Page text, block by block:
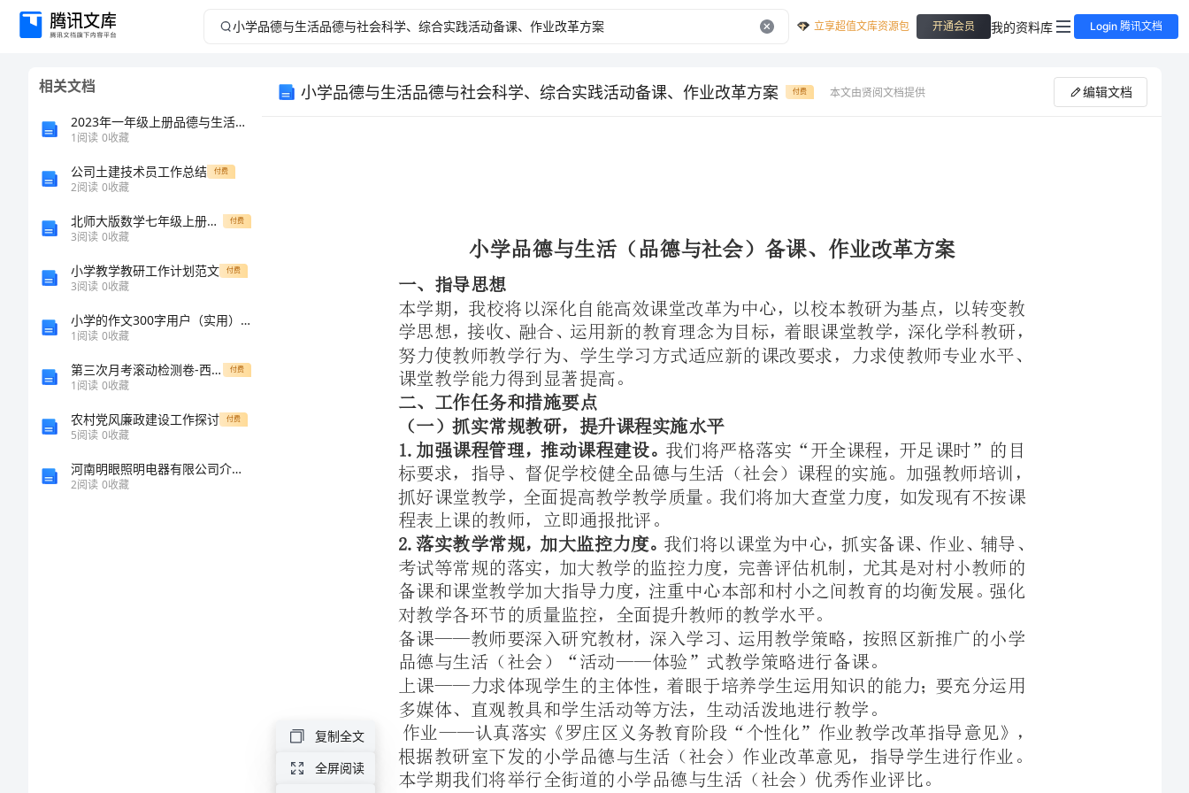
小
立享超值文库资源包 开通会员 我的资料库 Login 腾讯文档
相关文档
2023年一年级上册品德与生活全册教案鄂教版
1阅读 0收藏
公司土建技术员工作总结 付费
2阅读 0收藏
北师大版数学七年级上册期中测试题【含答案】（共4套） 付费
3阅读 0收藏
小学教学教研工作计划范文 付费
3阅读 0收藏
小学的作文300字用户（实用）通用版
1阅读 0收藏
第三次月考滚动检测卷-西安交通大学附属中学分校物理北师大版八年级（下册）常见的光学仪器专项测试A卷（附答案详解） 付费
1阅读 0收藏
农村党风廉政建设工作探讨 付费
5阅读 0收藏
河南明眼照明电器有限公司介绍企业发展分析报告
2阅读 0收藏
小学品德与生活品德与社会科学、综合实践活动备课、作业改革方案 付费 本文由贤阅文档提供 编辑文档
的智慧和作用，形成研究合力，通过课题研究、专题研讨课、分析课、展示课等
形式，积极开展教学研究，提倡个性研究，提升教师教学水平及课程实施能力。
鼓励教师创建富有个性的课堂。每位研究团队教师每个学期分别打造1-2节体现
先进教学理念、高水平、高效率的精品课，在学校范围内公开执教，以达到互相
交流，学习借鉴，共同提高的目的。
本学期，我校将以深化自能高效课堂改革为中心，以校本教研为基点，以转变教
学思想，接收、融合、运用新的教育理念为目标，着眼课堂教学，深化学科教研，
课堂教学能力得到显著提高。
二、工作任务和措施要点
（一）抓实常规教研，提升课程实施水平
1.加强课程管理，推动课程建设。
我们将严格落实“开全课程，开足课时”的目
标要求，指导、督促学校健全品德与生活（社会）课程的实施。加强教师培训，
程表上课的教师，立即通报批评。
2.落实教学常规，加大监控力度。
考试等常规的落实，加大教学的监控力度，完善评估机制，尤其是对村小教师的
备课和课堂教学加大指导力度，注重中心本部和村小之间教育的均衡发展。强化
对教学各环节的质量监控，全面提升教师的教学水平。
备课——教师要深入研究教材，深入学习、运用教学策略，按照区新推广的小学
上课——力求体现学生的主体性，着眼于培养学生运用知识的能力；要充分运用
多媒体、直观教具和学生活动等方法，生动活泼地进行教学。
作业——认真落实《罗庄区义务教育阶段“个性化”作业教学改革指导意见》，
根据教研室下发的小学品德与生活（社会）作业改革意见，指导学生进行作业。
本学期我们将举行全街道的小学品德与生活（社会）优秀作业评比。
考试——实行无分数等级制评价办法，逐步完善促进学生全面发展的评价体系。
实行平时随机调查问卷和期末考试相结合的方式进行评价。
1.发挥研究团队作用，创建特色课堂。
我们将发挥品德与生活（社会）研究团队
复制全文
全屏阅读